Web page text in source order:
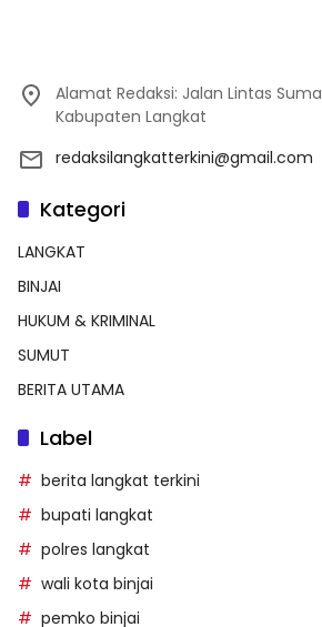
Alamat Redaksi: Jalan Lintas
Kabupaten Langkat
redaksilangkatterkini@gmail.com
Kategori
LANGKAT
BINJAI
HUKUM & KRIMINAL
SUMUT
BERITA UTAMA
Label
berita langkat terkini
bupati langkat
polres langkat
wali kota binjai
pemko binjai